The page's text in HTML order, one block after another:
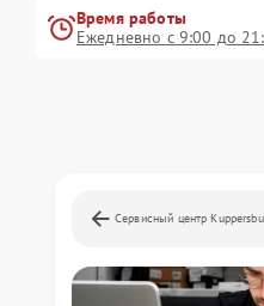
Время работы
Ежедневно с 9:00 до
Сервисный центр